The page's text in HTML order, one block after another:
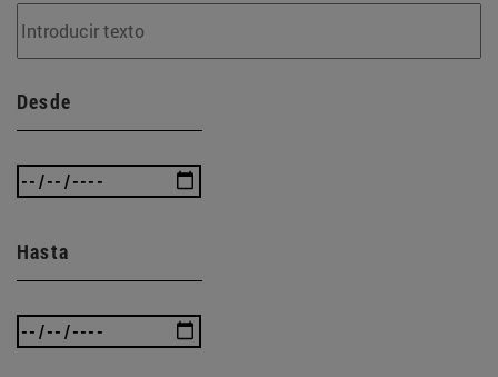
Desde
Hasta